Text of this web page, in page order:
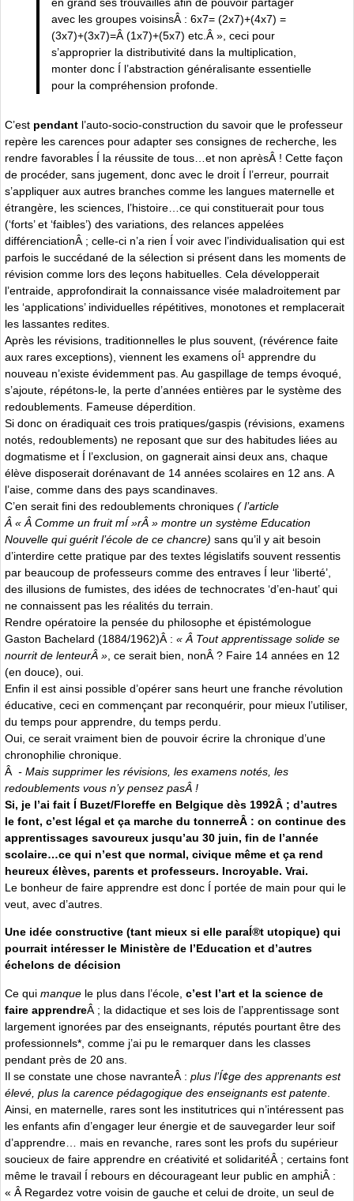
en grand ses trouvailles afin de pouvoir partager
avec les groupes voisinsÂ : 6x7= (2x7)+(4x7) =
(3x7)+(3x7)=Â (1x7)+(5x7) etc.Â », ceci pour
s’approprier la distributivité dans la multiplication,
monter donc Í l’abstraction généralisante essentielle
pour la compréhension profonde.
C’est pendant l’auto-socio-construction du savoir que le professeur
repère les carences pour adapter ses consignes de recherche, les
rendre favorables Í la réussite de tous…et non aprèsÂ ! Cette façon
de procéder, sans jugement, donc avec le droit Í l’erreur, pourrait
s’appliquer aux autres branches comme les langues maternelle et
étrangère, les sciences, l’histoire…ce qui constituerait pour tous
(‘forts’ et ‘faibles’) des variations, des relances appelées
différenciationÂ ; celle-ci n’a rien Í voir avec l’individualisation qui est
parfois le succédané de la sélection si présent dans les moments de
révision comme lors des leçons habituelles. Cela développerait
l’entraide, approfondirait la connaissance visée maladroitement par
les ‘applications’ individuelles répétitives, monotones et remplacerait
les lassantes redites.
Après les révisions, traditionnelles le plus souvent, (révérence faite
aux rares exceptions), viennent les examens oÍ¹ apprendre du
nouveau n’existe évidemment pas. Au gaspillage de temps évoqué,
s’ajoute, répétons-le, la perte d’années entières par le système des
redoublements. Fameuse déperdition.
Si donc on éradiquait ces trois pratiques/gaspis (révisions, examens
notés, redoublements) ne reposant que sur des habitudes liées au
dogmatisme et Í l’exclusion, on gagnerait ainsi deux ans, chaque
élève disposerait dorénavant de 14 années scolaires en 12 ans. A
l’aise, comme dans des pays scandinaves.
C’en serait fini des redoublements chroniques ( l’article
Â « Â Comme un fruit mÍ »rÂ » montre un système Education
Nouvelle qui guérit l’école de ce chancre) sans qu’il y ait besoin
d’interdire cette pratique par des textes législatifs souvent ressentis
par beaucoup de professeurs comme des entraves Í leur ‘liberté’,
des illusions de fumistes, des idées de technocrates ‘d’en-haut’ qui
ne connaissent pas les réalités du terrain.
Rendre opératoire la pensée du philosophe et épistémologue
Gaston Bachelard (1884/1962)Â : « Â Tout apprentissage solide se
nourrit de lenteurÂ » , ce serait bien, nonÂ ? Faire 14 années en 12
(en douce), oui.
Enfin il est ainsi possible d’opérer sans heurt une franche révolution
éducative, ceci en commençant par reconquérir, pour mieux l’utiliser,
du temps pour apprendre, du temps perdu.
Oui, ce serait vraiment bien de pouvoir écrire la chronique d’une
chronophilie chronique.
Â - Mais supprimer les révisions, les examens notés, les
redoublements vous n’y pensez pasÂ !
Si, je l’ai fait Í Buzet/Floreffe en Belgique dès 1992Â ; d’autres
le font, c’est légal et ça marche du tonnerreÂ : on continue des
apprentissages savoureux jusqu’au 30 juin, fin de l’année
scolaire…ce qui n’est que normal, civique même et ça rend
heureux élèves, parents et professeurs. Incroyable. Vrai.
Le bonheur de faire apprendre est donc Í portée de main pour qui le
veut, avec d’autres.
Une idée constructive (tant mieux si elle paraÍ®t utopique) qui
pourrait intéresser le Ministère de l’Education et d’autres
échelons de décision
Ce qui manque le plus dans l’école, c’est l’art et la science de
faire apprendreÂ ; la didactique et ses lois de l’apprentissage sont
largement ignorées par des enseignants, réputés pourtant être des
professionnels*, comme j’ai pu le remarquer dans les classes
pendant près de 20 ans.
Il se constate une chose navranteÂ : plus l’Í¢ge des apprenants est
élevé, plus la carence pédagogique des enseignants est patente
Ainsi, en maternelle, rares sont les institutrices qui n’intéressent pas
les enfants afin d’engager leur énergie et de sauvegarder leur soif
d’apprendre… mais en revanche, rares sont les profs du supérieur
soucieux de faire apprendre en créativité et solidaritéÂ ; certains font
même le travail Í rebours en décourageant leur public en amphiÂ :
« Â Regardez votre voisin de gauche et celui de droite, un seul de